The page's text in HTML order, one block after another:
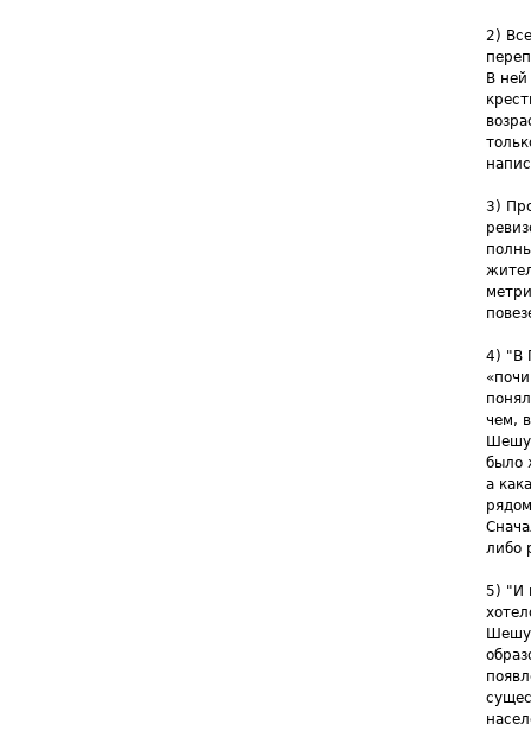
2)
В
3)
4) "В
чем,
было
а
либо
5) "И